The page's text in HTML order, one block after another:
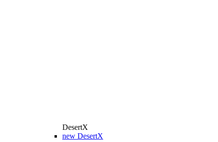
DesertX
new DesertX